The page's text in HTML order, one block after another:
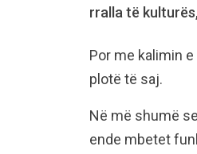
rralla të
Por me kalimin
plotë të saj.
Në më shumë
ende mbetet